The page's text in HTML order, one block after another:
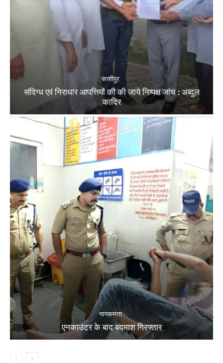
काशीपुर
संदिग्ध एवं निराधार आपत्तियों की की जाये निष्पक्ष जांच : अब्दुल
कादिर
नानकमत्ता
एनकाउंटर के बाद बदमाश गिरफ्तार